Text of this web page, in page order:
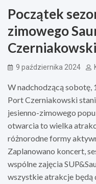
Początek
zimowego
9 października 2024
W nadchodzącą sobotę,
Port Czerniakowski
jesienno-zimowego
otwarcia to wielka
różnorodne formy
Zaplanowano koncert,
wspólne zajęcia
wszystkie atrakcje będą